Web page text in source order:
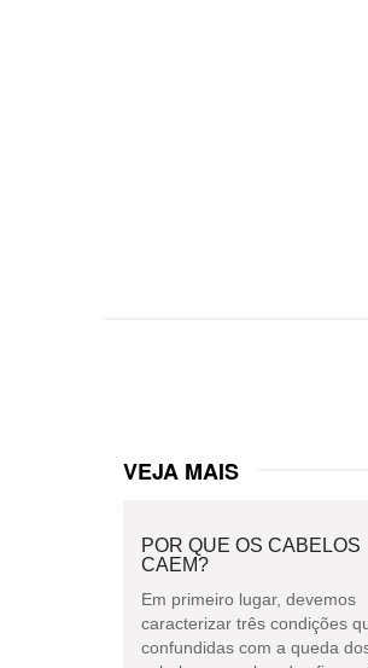
VEJA MAIS
POR QUE OS CABELOS
CAEM?
Em primeiro lugar, devemos
caracterizar três condições
confundidas com a queda